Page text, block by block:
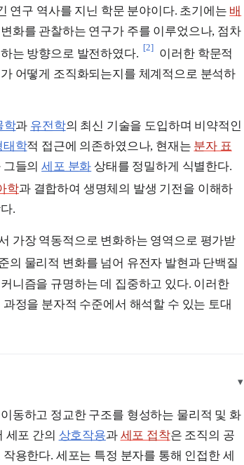
연구 역사를 지닌 학문 분야이다. 초기에는 배
화를 관찰하는 연구가 주를 이루었으나, 점차
는 방향으로 발전하였다.
[2]
이러한 학문적
어떻게 조직화되는지를 체계적으로 분석하
학과 유전학의 최신 기술을 도입하며 비약적인
태학적 접근에 의존하였으나, 현재는 분자 표
그들의세포 분화 상태를 정밀하게 식별한다.
학과 결합하여 생명체의 발생 기전을 이해하
.
가장 역동적으로 변화하는 영역으로 평가받
의 물리적 변화를 넘어 유전자 발현과 단백질
니즘을 규명하는 데 집중하고 있다. 이러한
정을 분자적 수준에서 해석할 수 있는 토대
▾
동하고 정교한 구조를 형성하는 물리적 및 화
세포 간의 상호작용과 세포 접착은 조직의 공
용한다. 세포는 특정 분자를 통해 인접한 세